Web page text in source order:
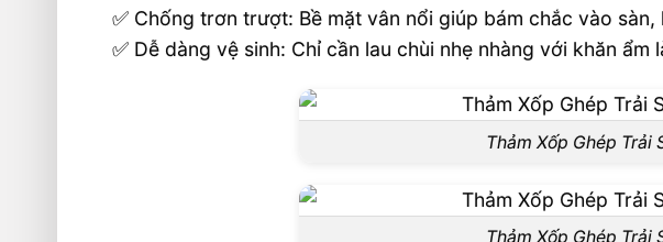
✅ Chống trơn trượt: Bề mặt vân nổi giúp bám chắc vào
✅ Dễ dàng vệ sinh: Chỉ cần lau chùi nhẹ nhàng với khăn ẩm
Thảm Xốp Ghép Trải
Thảm Xốp Ghép Trải